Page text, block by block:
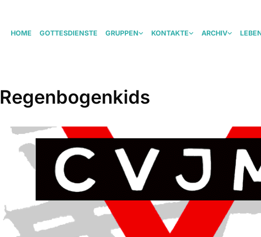
HOME GOTTESDIENSTE GRUPPEN KONTAKTE ARCHIV
Regenbogenkids